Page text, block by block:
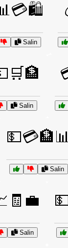
Salin
Salin
💵💳🏦📊
Salin
Salin